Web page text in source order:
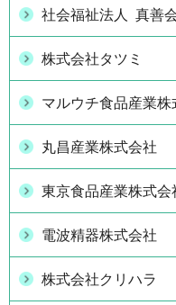
社会福祉法人 真善
株式会社タツミ
マルウチ食品産業株
丸昌産業株式会社
東京食品産業株式会
電波精器株式会社
株式会社クリハラ